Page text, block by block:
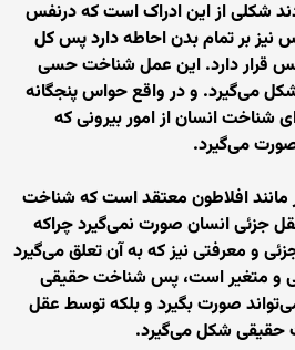
شکلی از این ادراک است که درنفس
بر تمام بدن احاطه دارد پس کل
قرار دارد. این عمل شناخت حسی
می‌گیرد. و در واقع حواس پنجگانه
شناخت انسان از امور بیرونی که
می‌گیرد.
مانند افلاطون معتقد است که شناخت
جزئی انسان صورت نمی‌گیرد چراکه
و معرفتی نیز که به آن تعلق می‌گیرد
و متغیر است، پس شناخت حقیقی
صورت بگیرد و بلکه توسط عقل
حقیقی شکل می‌گیرد.